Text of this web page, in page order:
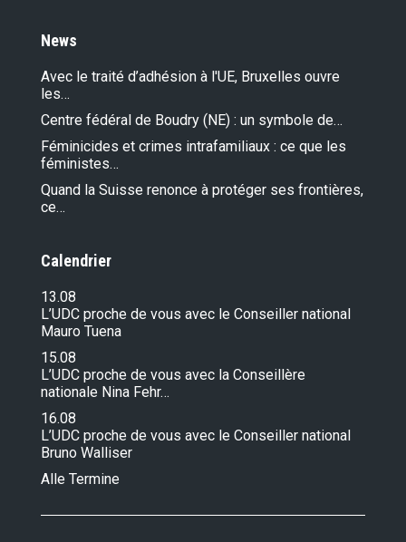
News
Avec le traité d’adhésion à l'UE, Bruxelles ouvre
les…
Centre fédéral de Boudry (NE) : un symbole de…
Féminicides et crimes intrafamiliaux : ce que les
féministes…
Quand la Suisse renonce à protéger ses frontières,
ce…
Calendrier
13.08
L’UDC proche de vous avec le Conseiller national
Mauro Tuena
15.08
L’UDC proche de vous avec la Conseillère
nationale Nina Fehr…
16.08
L’UDC proche de vous avec le Conseiller national
Bruno Walliser
Alle Termine